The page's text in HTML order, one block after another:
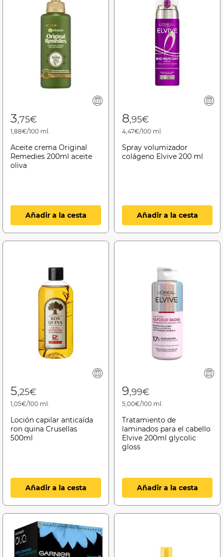
3,75€
1,88€/100 ml.
Aceite crema Original
Remedies 200ml aceite
oliva
Añadir a la cesta
8,95€
4,47€/100 ml.
Spray volumizador
colágeno Elvive 200 ml
Añadir a la cesta
5,25€
1,05€/100 ml.
Loción capilar anticaída
ron quina Crusellas
500ml
Añadir a la cesta
9,99€
5,00€/100 ml.
Tratamiento de
laminados para el cabello
Elvive 200ml glycolic
gloss
Añadir a la cesta